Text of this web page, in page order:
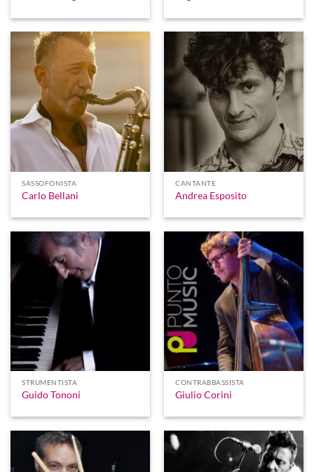
SASSOFONISTA
Carlo Bellani
CANTANTE
Andrea Esposito
STRUMENTISTA
Guido Tononi
CONTRABBASSISTA
Giulio Corini